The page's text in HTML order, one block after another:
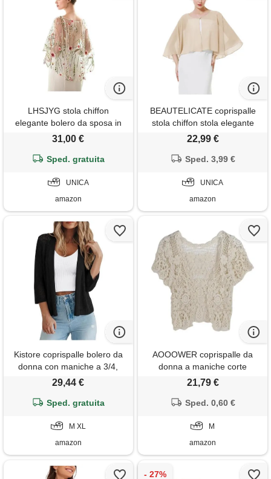
LHSJYG stola chiffon
elegante bolero da sposa in
pizzo floreale con colletto
donna, scialli sera festa
31,00 €
Sped. gratuita
UNICA
amazon
BEAUTELICATE coprispalle
stola chiffon stola elegante
donna chiffon scialle
cardigan per cerimonia festive
(champagne, taglia unica)
22,99 €
Sped. 3,99 €
UNICA
amazon
Kistore coprispalle bolero da
donna con maniche a 3/4,
aperto sul davanti, cardigan
lavorato a maglia, coprispalle
29,44 €
Sped. gratuita
M XL
amazon
AOOOWER coprispalle da
donna a maniche corte
all'uncinetto, traforato, con
davanti, cardigan corto con
smerlato per jack beige,
beige, m
21,79 €
Sped. 0,60 €
M
amazon